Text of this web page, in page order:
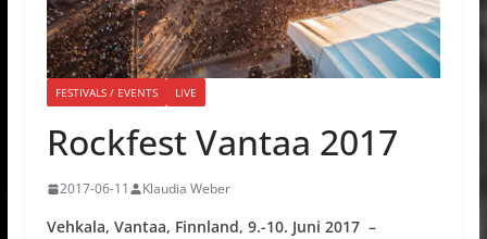
FESTIVALS / EVENTS LIVE
Rockfest Vantaa 2017
2017-06-11 Klaudia Weber
Vehkala, Vantaa, Finnland, 9.-10. Juni 2017 –